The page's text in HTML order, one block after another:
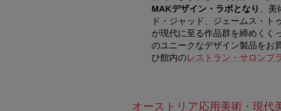
MAKデザイン・ラボとなり 、美
ド・ジャッド、ジェームス・
が現代に至る作品群を締めくく
のユニークなデザイン製品をお
ひ館内の レストラン・サロンプ
オーストリア応用美術・現代